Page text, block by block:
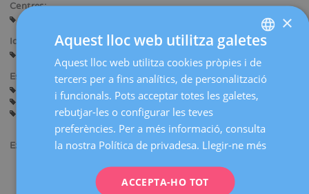
Centres:
Sant Cugat
Idiomes:
Especialitats:
Assessorament abans de l'Embaràs
Embaràs i Part
Cirurgia Ginecològica
Ginecologia General
Ecografia Obstètrica i Diagnòstic Prenatal
Experiència acadèmica:
Llicenciada en Medicina i Cirurgia per la Universitat de
Barcelona (UB).
SPANISH
CATALÀ
FRENCH
×
Aquest lloc web utilitza galetes
Aquest lloc web utilitza cookies pròpies i de
tercers per a fins analítics, de personalització
i funcionals. Pots acceptar totes les galetes,
rebutjar-les o configurar les teves
preferències. Per a més informació, consulta
la nostra Política de privadesa. Llegir-ne més
ACCEPTA-HO TOT